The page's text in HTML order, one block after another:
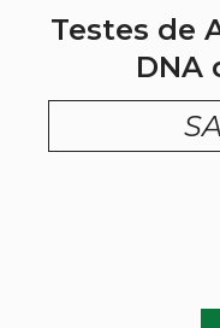
Testes de
DNA